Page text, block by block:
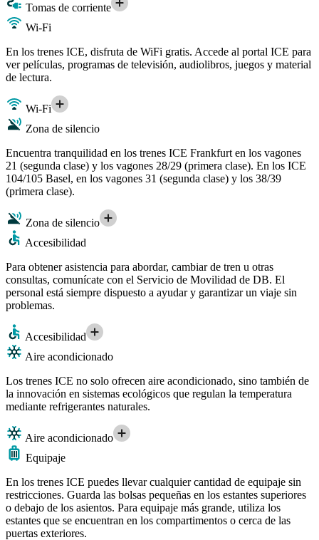
Tomas de corriente
Wi-Fi
En los trenes ICE, disfruta de WiFi gratis. Accede al portal ICE para
ver películas, programas de televisión, audiolibros, juegos y material
de lectura.
Wi-Fi
Zona de silencio
Encuentra tranquilidad en los trenes ICE Frankfurt en los vagones
21 (segunda clase) y los vagones 28/29 (primera clase). En los ICE
104/105 Basel, en los vagones 31 (segunda clase) y los 38/39
(primera clase).
Zona de silencio
Accesibilidad
Para obtener asistencia para abordar, cambiar de tren u otras
consultas, comunícate con el Servicio de Movilidad de DB. El
personal está siempre dispuesto a ayudar y garantizar un viaje sin
problemas.
Accesibilidad
Aire acondicionado
Los trenes ICE no solo ofrecen aire acondicionado, sino también de
la innovación en sistemas ecológicos que regulan la temperatura
mediante refrigerantes naturales.
Aire acondicionado
Equipaje
En los trenes ICE puedes llevar cualquier cantidad de equipaje sin
restricciones. Guarda las bolsas pequeñas en los estantes superiores
o debajo de los asientos. Para equipaje más grande, utiliza los
estantes que se encuentran en los compartimentos o cerca de las
puertas exteriores.